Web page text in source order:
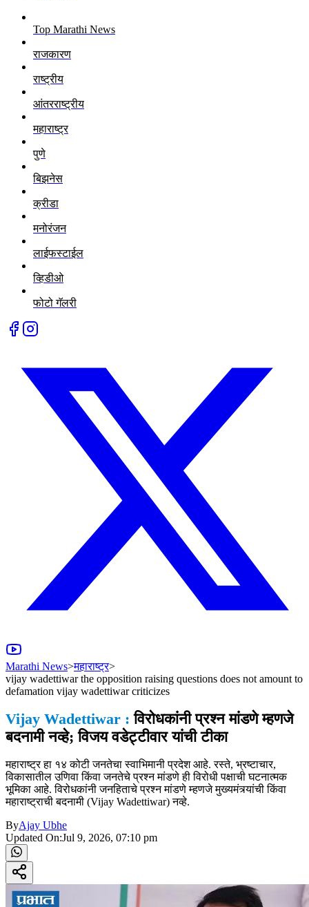
Top Marathi News
राजकारण
राष्ट्रीय
आंतरराष्ट्रीय
महाराष्ट्र
पुणे
बिझनेस
क्रीडा
मनोरंजन
लाईफस्टाईल
व्हिडीओ
फोटो गॅलरी
Marathi News>महाराष्ट्र>
vijay wadettiwar the opposition raising questions does not amount to
defamation vijay wadettiwar criticizes
Vijay Wadettiwar : विरोधकांनी प्रश्न मांडणे म्हणजे
बदनामी नव्हे; विजय वडेट्टीवार यांची टीका
महाराष्ट्र हा १४ कोटी जनतेचा स्वाभिमानी प्रदेश आहे. रस्ते, भ्रष्टाचार,
विकासातील उणिवा किंवा जनतेचे प्रश्न मांडणे ही विरोधी पक्षाची घटनात्मक
भूमिका आहे. विरोधकांनी जनहिताचे प्रश्न मांडणे म्हणजे मुख्यमंत्र्यांची किंवा
महाराष्‍ट्राची बदनामी (Vijay Wadettiwar) नव्हे.
ByAjay Ubhe
Updated On:Jul 9, 2026, 07:10 pm